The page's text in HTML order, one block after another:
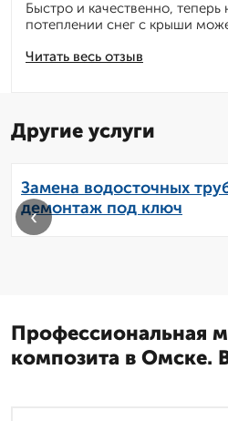
Читать весь отзыв
Быстро и качественно,
потеплении снег с крыши
Другие услуги
Замена водосточных
демонтаж под ключ
‹
Профессиональная
композита в Омске.